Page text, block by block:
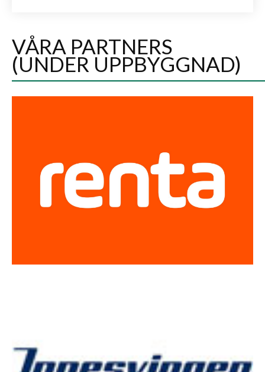
VÅRA PARTNERS
(UNDER UPPBYGGNAD)